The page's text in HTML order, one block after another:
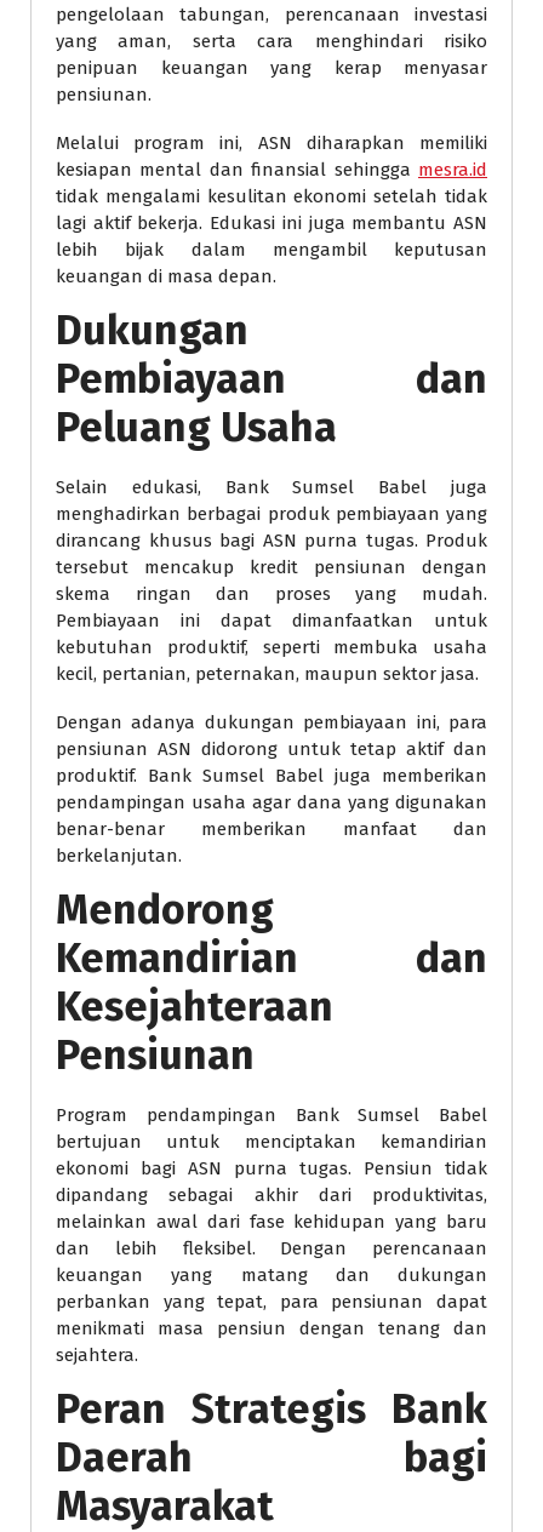
pengelolaan tabungan, perencanaan investasi
yang aman, serta cara menghindari risiko
penipuan keuangan yang kerap menyasar
pensiunan.
Melalui program ini, ASN diharapkan memiliki
kesiapan mental dan finansial sehingga mesra.id
tidak mengalami kesulitan ekonomi setelah tidak
lagi aktif bekerja. Edukasi ini juga membantu ASN
lebih bijak dalam mengambil keputusan
keuangan di masa depan.
Dukungan
Pembiayaan dan
Peluang Usaha
Selain edukasi, Bank Sumsel Babel juga
menghadirkan berbagai produk pembiayaan yang
dirancang khusus bagi ASN purna tugas. Produk
tersebut mencakup kredit pensiunan dengan
skema ringan dan proses yang mudah.
Pembiayaan ini dapat dimanfaatkan untuk
kebutuhan produktif, seperti membuka usaha
kecil, pertanian, peternakan, maupun sektor jasa.
Dengan adanya dukungan pembiayaan ini, para
pensiunan ASN didorong untuk tetap aktif dan
produktif. Bank Sumsel Babel juga memberikan
pendampingan usaha agar dana yang digunakan
benar-benar memberikan manfaat dan
berkelanjutan.
Mendorong
Kemandirian dan
Kesejahteraan
Pensiunan
Program pendampingan Bank Sumsel Babel
bertujuan untuk menciptakan kemandirian
ekonomi bagi ASN purna tugas. Pensiun tidak
dipandang sebagai akhir dari produktivitas,
melainkan awal dari fase kehidupan yang baru
dan lebih fleksibel. Dengan perencanaan
keuangan yang matang dan dukungan
perbankan yang tepat, para pensiunan dapat
menikmati masa pensiun dengan tenang dan
sejahtera.
Peran Strategis Bank
Daerah bagi
Masyarakat